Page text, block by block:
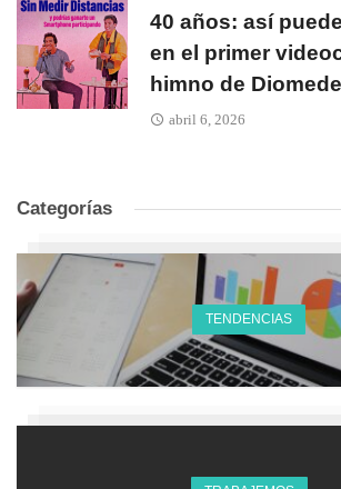
40 años: así
en el primer
himno de
abril 6, 2026
Categorías
TENDENCIAS